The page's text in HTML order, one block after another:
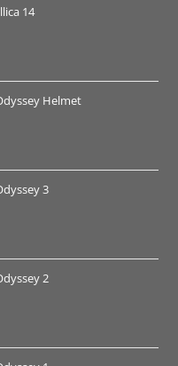
€
14
€
Helmet
€
3
€
2